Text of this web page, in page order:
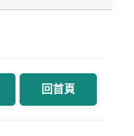
回首頁